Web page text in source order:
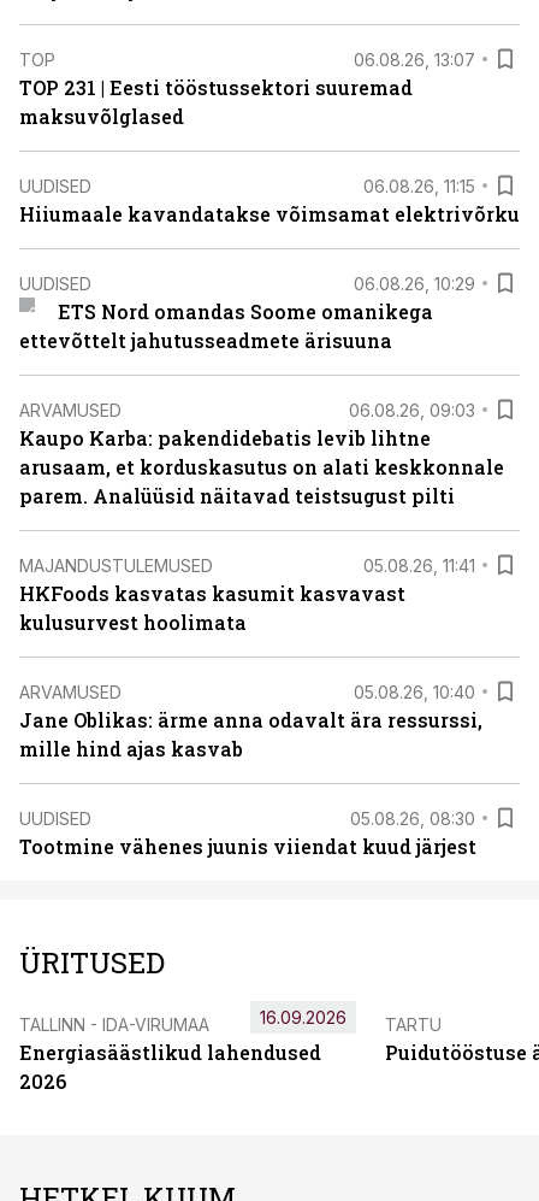
TOP 06.08.26, 13:07
TOP 231 | Eesti tööstussektori suuremad
maksuvõlglased
UUDISED 06.08.26, 11:15
Hiiumaale kavandatakse võimsamat elektrivõrku
UUDISED 06.08.26, 10:29
ETS Nord omandas Soome omanikega
ettevõttelt jahutusseadmete ärisuuna
ARVAMUSED 06.08.26, 09:03
Kaupo Karba: pakendidebatis levib lihtne
arusaam, et korduskasutus on alati keskkonnale
parem. Analüüsid näitavad teistsugust pilti
MAJANDUSTULEMUSED 05.08.26, 11:41
HKFoods kasvatas kasumit kasvavast
kulusurvest hoolimata
ARVAMUSED 05.08.26, 10:40
Jane Oblikas: ärme anna odavalt ära ressurssi,
mille hind ajas kasvab
UUDISED 05.08.26, 08:30
Tootmine vähenes juunis viiendat kuud järjest
ÜRITUSED
TALLINN - IDA-VIRUMAA
Energiasäästlikud lahendused
2026
16.09.2026 TARTU
Puidutööstuse